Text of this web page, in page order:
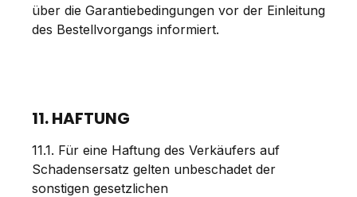
über die Garantiebedingungen vor der Einleitung
des Bestellvorgangs informiert.
11. HAFTUNG
11.1. Für eine Haftung des Verkäufers auf
Schadensersatz gelten unbeschadet der
sonstigen gesetzlichen